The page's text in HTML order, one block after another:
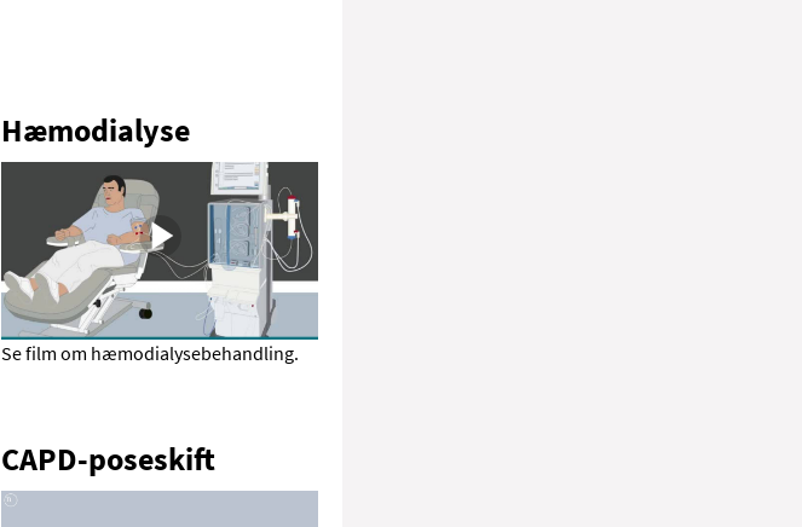
Hæmodialyse
Se film om hæmodialysebehandling.
CAPD-poseskift